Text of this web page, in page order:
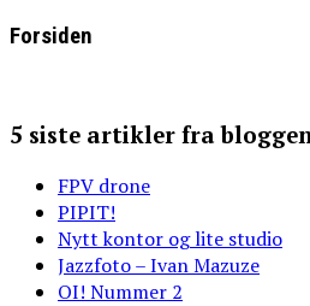
Forsiden
5 siste artikler fra
FPV drone
PIPIT!
Nytt kontor og lite studio
Jazzfoto – Ivan Mazuze
OI! Nummer 2